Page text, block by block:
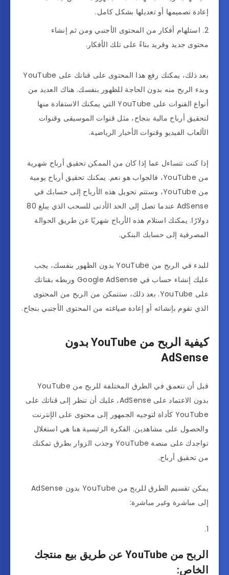
إعادة تصميمها أو تعديلها بشكل كامل.
استلهام أفكار من المحتوى الأجنبي ومن ثم إنشاء
محتوى جديد وفريد بناءً على تلك الأفكار.
بعد ذلك، يمكنك رفع هذا المحتوى على قناتك على YouTube
وبدء الربح منه بدون الحاجة للظهور بنفسك. هناك العديد من
أنواع القنوات على YouTube التي يمكنك الاستفادة منها
لتحقيق أرباح مالية بنجاح، مثل قنوات الموسيقى وقنوات
الألعاب الفيديو وقنوات الأخبار الرياضية.
إذا كنت تتساءل عما إذا كان من الممكن تحقيق أرباح شهرية
من YouTube، فالجواب هو نعم. يمكنك تحقيق أرباح يومية
من YouTube، وستتم تحويل هذه الأرباح إلى حسابك في
AdSense عندما تصل إلى الحد الأدنى للسحب الذي يبلغ 80
دولارًا. يمكنك استلام هذه الأرباح شهريًا عن طريق الحوالة
المصرفية إلى حسابك البنكي.
للبدء في الربح من YouTube بدون الظهور بنفسك، يجب
عليك إنشاء حساب في Google AdSense وربطه بقناتك
على YouTube. بعد ذلك، ستتمكن من الربح من المحتوى
الذي تقوم بإنشائه أو إعادة صياغته من المحتوى الأجنبي بنجاح.
كيفية الربح من YouTube بدون
AdSense
قبل أن نتعمق في الطرق المختلفة للربح من YouTube
بدون الاعتماد على AdSense، عليك أن تنظر إلى قناتك على
YouTube كأداة لتوجيه الجمهور إلى محتوى على الإنترنت
والحصول على مشاهدين. الفكرة الرئيسية هنا هي استغلال
تواجدك على منصة YouTube وجذب الزوار بطرق تمكنك
من تحقيق أرباح.
يمكن تقسيم الطرق للربح من YouTube بدون AdSense
إلى مباشرة وغير مباشرة:
الربح من YouTube عن طريق بيع منتجك
الخاص: